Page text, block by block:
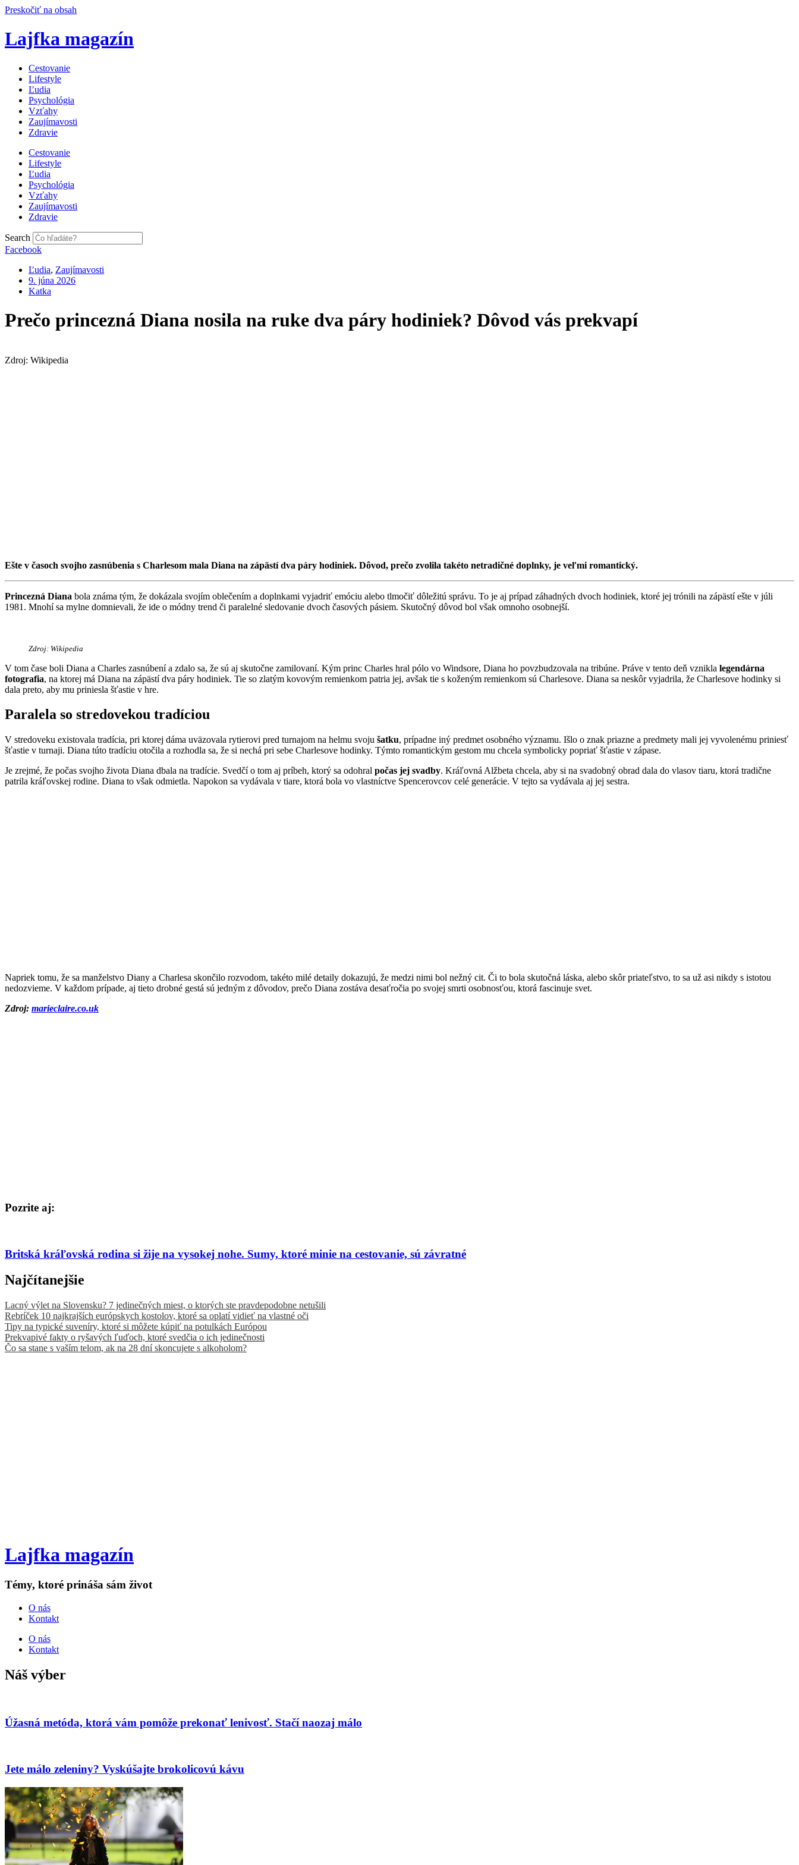
Preskočiť na obsah
Lajfka magazín
Cestovanie
Lifestyle
Ľudia
Psychológia
Vzťahy
Zaujímavosti
Zdravie
Cestovanie
Lifestyle
Ľudia
Psychológia
Vzťahy
Zaujímavosti
Zdravie
Search
Facebook
Ľudia, Zaujímavosti
9. júna 2026
Katka
Prečo princezná Diana nosila na ruke dva páry hodiniek? Dôvod vás prekvapí
Zdroj: Wikipedia
Ešte v časoch svojho zasnúbenia s Charlesom mala Diana na zápästí dva páry hodiniek. Dôvod, prečo zvolila takéto netradičné doplnky, je veľmi romantický.
Princezná Diana bola známa tým, že dokázala svojím oblečením a doplnkami vyjadriť emóciu alebo tlmočiť dôležitú správu. To je aj prípad záhadných dvoch hodiniek, ktoré jej trónili na zápästí ešte v júli
1981. Mnohí sa mylne domnievali, že ide o módny trend či paralelné sledovanie dvoch časových pásiem. Skutočný dôvod bol však omnoho osobnejší.
Zdroj: Wikipedia
V tom čase boli Diana a Charles zasnúbení a zdalo sa, že sú aj skutočne zamilovaní. Kým princ Charles hral pólo vo Windsore, Diana ho povzbudzovala na tribúne. Práve v tento deň vznikla legendárna
fotografia, na ktorej má Diana na zápästí dva páry hodiniek. Tie so zlatým kovovým remienkom patria jej, avšak tie s koženým remienkom sú Charlesove. Diana sa neskôr vyjadrila, že Charlesove hodinky si
dala preto, aby mu priniesla šťastie v hre.
Paralela so stredovekou tradíciou
V stredoveku existovala tradícia, pri ktorej dáma uväzovala rytierovi pred turnajom na helmu svoju šatku, prípadne iný predmet osobného významu. Išlo o znak priazne a predmety mali jej vyvolenému priniesť
šťastie v turnaji. Diana túto tradíciu otočila a rozhodla sa, že si nechá pri sebe Charlesove hodinky. Týmto romantickým gestom mu chcela symbolicky popriať šťastie v zápase.
Je zrejmé, že počas svojho života Diana dbala na tradície. Svedčí o tom aj príbeh, ktorý sa odohral počas jej svadby. Kráľovná Alžbeta chcela, aby si na svadobný obrad dala do vlasov tiaru, ktorá tradične
patrila kráľovskej rodine. Diana to však odmietla. Napokon sa vydávala v tiare, ktorá bola vo vlastníctve Spencerovcov celé generácie. V tejto sa vydávala aj jej sestra.
Napriek tomu, že sa manželstvo Diany a Charlesa skončilo rozvodom, takéto milé detaily dokazujú, že medzi nimi bol nežný cit. Či to bola skutočná láska, alebo skôr priateľstvo, to sa už asi nikdy s istotou
nedozvieme. V každom prípade, aj tieto drobné gestá sú jedným z dôvodov, prečo Diana zostáva desaťročia po svojej smrti osobnosťou, ktorá fascinuje svet.
Zdroj: marieclaire.co.uk
Pozrite aj:
Britská kráľovská rodina si žije na vysokej nohe. Sumy, ktoré minie na cestovanie, sú závratné
Najčítanejšie
Lacný výlet na Slovensku? 7 jedinečných miest, o ktorých ste pravdepodobne netušili
Rebríček 10 najkrajších európskych kostolov, ktoré sa oplatí vidieť na vlastné oči
Tipy na typické suveníry, ktoré si môžete kúpiť na potulkách Európou
Prekvapivé fakty o ryšavých ľuďoch, ktoré svedčia o ich jedinečnosti
Čo sa stane s vaším telom, ak na 28 dní skoncujete s alkoholom?
Lajfka magazín
Témy, ktoré prináša sám život
O nás
Kontakt
O nás
Kontakt
Náš výber
Úžasná metóda, ktorá vám pomôže prekonať lenivosť. Stačí naozaj málo
Jete málo zeleniny? Vyskúšajte brokolicovú kávu